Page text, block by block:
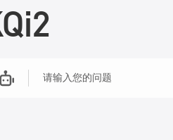
请输入您的问题